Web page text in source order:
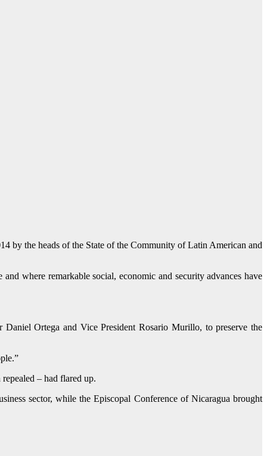
by the heads of the State of the Community of Latin American and
where remarkable social, economic and security advances have
Ortega and Vice President Rosario Murillo, to preserve the
– had flared up.
sector, while the Episcopal Conference of Nicaragua brought